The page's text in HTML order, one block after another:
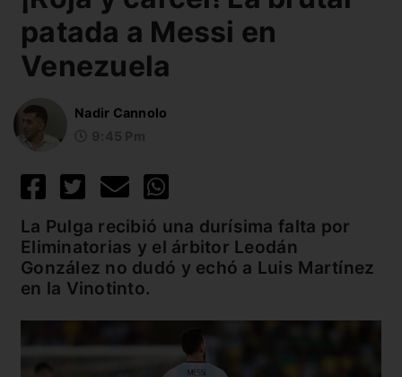
patada a Messi en
Venezuela
Nadir Cannolo
La Pulga recibió una durísima falta por
Eliminatorias y el árbitor Leodán
González no dudó y echó a Luis Martínez
en la Vinotinto.